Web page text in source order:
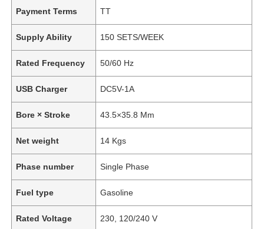
Payment Terms TT
Supply Ability 150 SETS/WEEK
Rated Frequency 50/60 Hz
USB Charger DC5V-1A
Bore × Stroke 43.5×35.8 Mm
Net weight 14 Kgs
Phase number Single Phase
Fuel type Gasoline
Rated Voltage 230, 120/240 V